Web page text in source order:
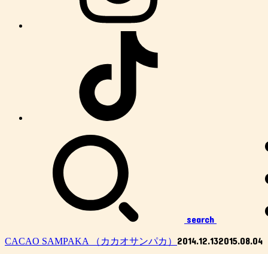
search
CACAO SAMPAKA （カカオサンパカ） 2014.12.132015.08.04